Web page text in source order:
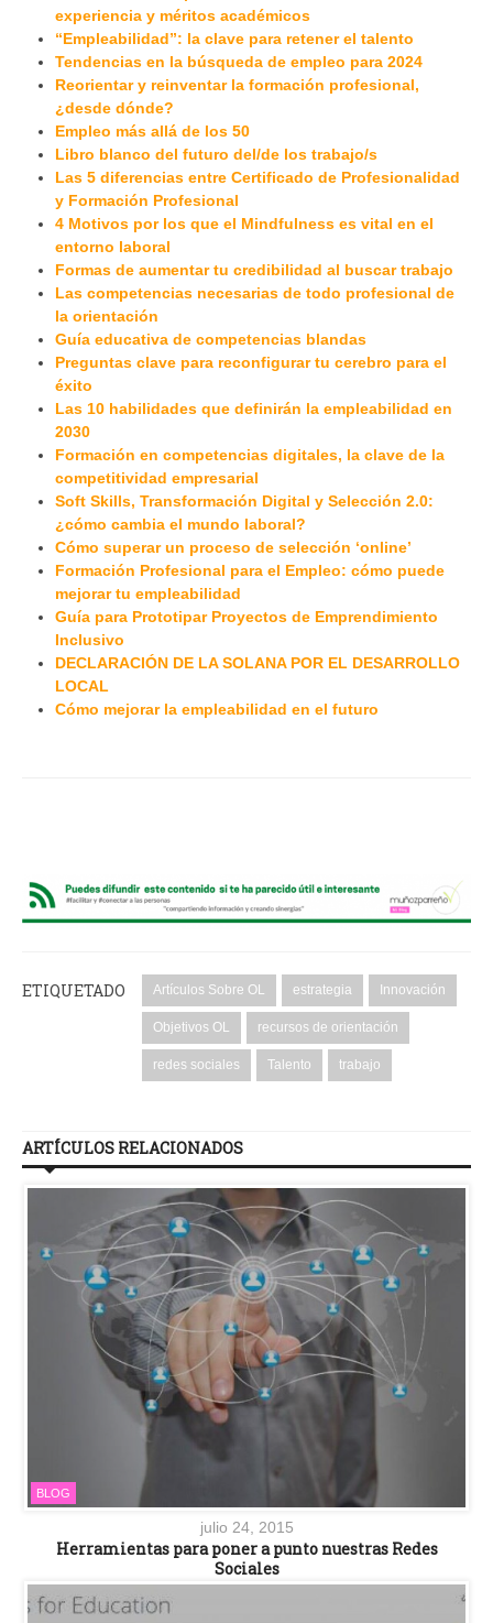
experiencia y méritos académicos
“Empleabilidad”: la clave para retener el talento
Tendencias en la búsqueda de empleo para 2024
Reorientar y reinventar la formación profesional,
¿desde dónde?
Empleo más allá de los 50
Libro blanco del futuro del/de los trabajo/s
Las 5 diferencias entre Certificado de Profesionalidad
y Formación Profesional
4 Motivos por los que el Mindfulness es vital en el
entorno laboral
Formas de aumentar tu credibilidad al buscar trabajo
Las competencias necesarias de todo profesional de
la orientación
Guía educativa de competencias blandas
Preguntas clave para reconfigurar tu cerebro para el
éxito
Las 10 habilidades que definirán la empleabilidad en
2030
Formación en competencias digitales, la clave de la
competitividad empresarial
Soft Skills, Transformación Digital y Selección 2.0:
¿cómo cambia el mundo laboral?
Cómo superar un proceso de selección ‘online’
Formación Profesional para el Empleo: cómo puede
mejorar tu empleabilidad
Guía para Prototipar Proyectos de Emprendimiento
Inclusivo
DECLARACIÓN DE LA SOLANA POR EL DESARROLLO
LOCAL
Cómo mejorar la empleabilidad en el futuro
ETIQUETADO Artículos Sobre OL estrategia Innovación
Objetivos OL recursos de orientación
redes sociales Talento trabajo
ARTÍCULOS RELACIONADOS
BLOG
julio 24, 2015
Herramientas para poner a punto nuestras Redes
Sociales